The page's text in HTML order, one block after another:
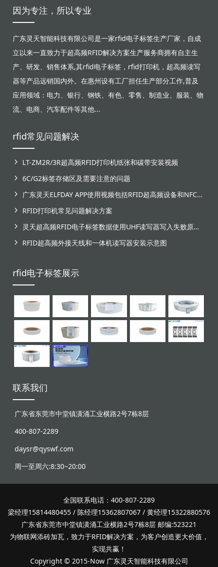
因为专注，所以专业
广东灵天智能科技有限公司是一家rfid电子标签生产厂家，自成
立以来一直致力于超高频RFID解决方案生产服务商拥有自主生
产、研发、销售体系,其rfid电子标签，rfid打印机，超高频读写
器等产品远销国内外。在惠州设有工厂担任生产部分工作,普及
应用领域：电力、银行、钢铁、有色、零售、制造业、服装、物
流、电商、汽车配件等其他...
rfid常见问题解决
LT-ZM2R/3R超高频RFID打印机纸张和碳带安装视频
6C/G2标签存储区及需要注意的问题
广东灵天ELFDAY APP使用视频包括RFID超高频设备和NFC芯片标签感应
RFID打印机常见问题解决方案
灵天超高频RFID电子标签数据使用UHF读写器写入失败原因分析
RFID超高频外接天线和一体机读写器安装示意图
rfid电子标签展示
联系我们
广东省东莞市中堂镇潢涌工业横路2号7栋8层
400-807-2289
daysr@qyswf.com
周一至周六:8:30~20:00
全国联系电话：400-807-2289
梁经理15814480455 / 陈经理15362807067 / 黄经理15322880576
广东省东莞市中堂镇潢涌工业横路2号7栋8层 邮编:523221
为物联网添砖加瓦，致力于RFID解决方案，为客户创造更大价值，
实现共赢！
Copyright © 2015-Now 广东灵天智能科技有限公司